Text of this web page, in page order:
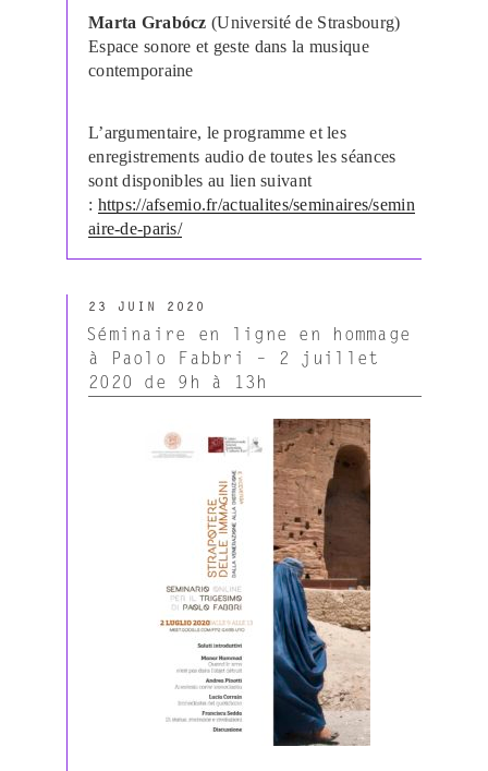
Marta Grabócz(Université de Strasbourg)
Espace sonore et geste dans la musique
contemporaine
L’argumentaire, le programme et les
enregistrements audio de toutes les séances
sont disponibles au lien suivant
: https://afsemio.fr/actualites/seminaires/semin
aire-de-paris/
PUBLIÉ
LE
23 JUIN 2020
Séminaire en ligne en hommage
à Paolo Fabbri – 2 juillet
2020 de 9h à 13h